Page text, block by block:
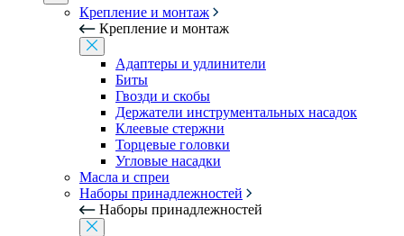
Крепление и монтаж
Крепление и монтаж
Адаптеры и удлинители
Биты
Гвозди и скобы
Держатели инструментальных насадок
Клеевые стержни
Торцевые головки
Угловые насадки
Масла и спреи
Наборы принадлежностей
Наборы принадлежностей